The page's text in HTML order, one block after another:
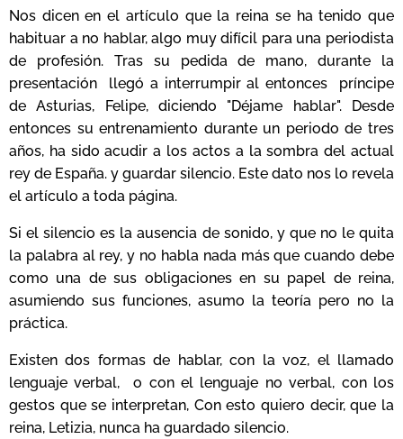
Nos dicen en el artículo que la reina se ha tenido que
habituar a no hablar, algo muy difícil para una periodista
de profesión. Tras su pedida de mano, durante la
presentación llegó a interrumpir al entonces príncipe
de Asturias, Felipe, diciendo "Déjame hablar". Desde
entonces su entrenamiento durante un periodo de tres
años, ha sido acudir a los actos a la sombra del actual
rey de España. y guardar silencio. Este dato nos lo revela
el artículo a toda página.
Si el silencio es la ausencia de sonido, y que no le quita
la palabra al rey, y no habla nada más que cuando debe
como una de sus obligaciones en su papel de reina,
asumiendo sus funciones, asumo la teoría pero no la
práctica.
Existen dos formas de hablar, con la voz, el llamado
lenguaje verbal, o con el lenguaje no verbal, con los
gestos que se interpretan, Con esto quiero decir, que la
reina, Letizia, nunca ha guardado silencio.